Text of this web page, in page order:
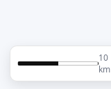
10
km